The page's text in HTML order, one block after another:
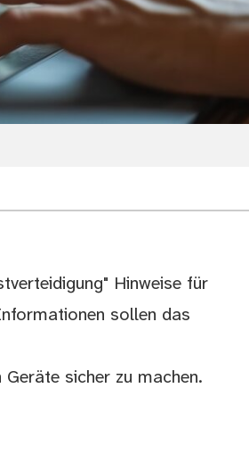
Hinweise für
sollen das
sicher zu machen.